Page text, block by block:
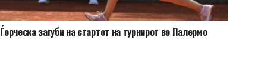
Ѓорческа загуби на стартот на турнирот во Палермо